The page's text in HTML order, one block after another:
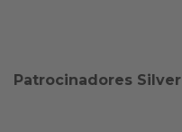
Patrocinadores Silver